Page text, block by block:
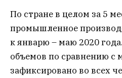
По стране в целом за 5
промышленное
к январю – маю 2020
объемов по сравнению с
зафиксировано во всех